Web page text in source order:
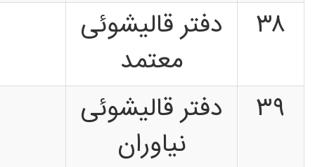
۳۸
دفتر قالیشوئی
معتمد
۳۹
دفتر قالیشوئی
نیاوران